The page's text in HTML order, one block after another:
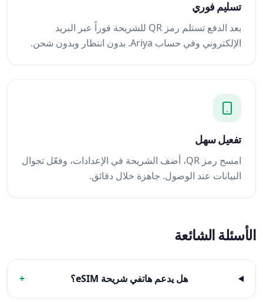
تسليم فوري
بعد الدفع تستلم رمز QR للشريحة فوراً عبر البريد
الإلكتروني وفي حساب Ariya. بدون انتظار وبدون شحن.
تفعيل سهل
امسح رمز QR، أضف الشريحة في الإعدادات، وفعّل تجوال
البيانات عند الوصول. جاهزة خلال دقائق.
الأسئلة الشائعة
هل يدعم هاتفي شريحة eSIM؟ +